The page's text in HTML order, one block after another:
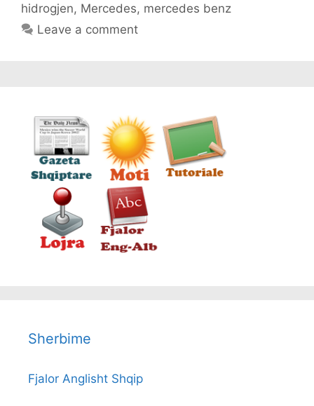
hidrogjen, Mercedes, mercedes benz
Leave a comment
Sherbime
Fjalor Anglisht Shqip